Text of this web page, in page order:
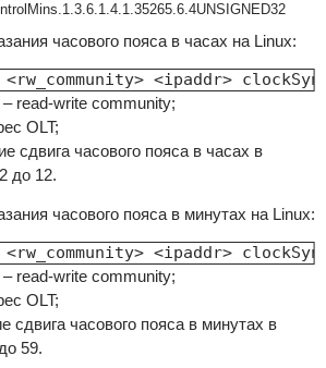
.1.3.6.1.4.1.35265.6.4UNSIGNED32
часового пояса в часах на Linux:
<ipaddr>
read-write community;
OLT;
сдвига часового пояса в часах в
до 12.
часового пояса в минутах на Linux:
<ipaddr>
read-write community;
OLT;
сдвига часового пояса в минутах в
59.